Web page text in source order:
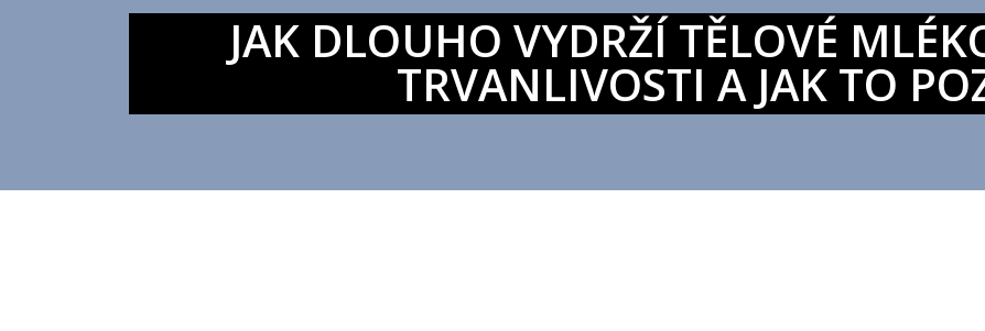
JAK DLOUHO VYDRŽÍ TĚLOVÉ
TRVANLIVOSTI A JAK TO